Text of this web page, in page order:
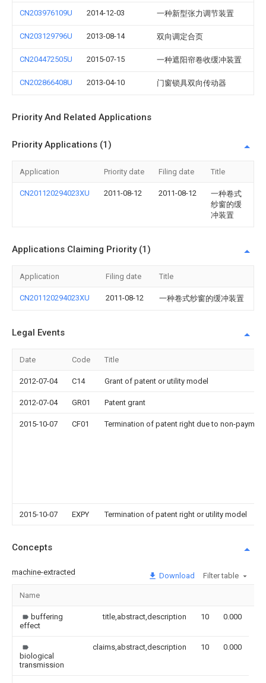
CN203976109U 2014-12-03 一种新型张力调节装置
CN203129796U 2013-08-14 双向调定合页
CN204472505U 2015-07-15 一种遮阳帘卷收缓冲装置
CN202866408U 2013-04-10 门窗锁具双向传动器
Priority And Related Applications
Priority Applications (1)
Application Priority date Filing date Title
CN201120294023XU 2011-08-12 2011-08-12
一种卷式
纱窗的缓
冲装置
Applications Claiming Priority (1)
Application Filing date Title
CN201120294023XU 2011-08-12 一种卷式纱窗的缓冲装置
Legal Events
Date Code Title
2012-07-04 C14 Grant of patent or utility model
2012-07-04 GR01 Patent grant
2015-10-07 CF01 Termination of patent right due to non-
2015-10-07 EXPY Termination of patent right or utility model
Concepts
machine-extracted Download Filter table
Name
buffering
effect
title,abstract,description 10 0.000
biological
transmission
claims,abstract,description 10 0.000